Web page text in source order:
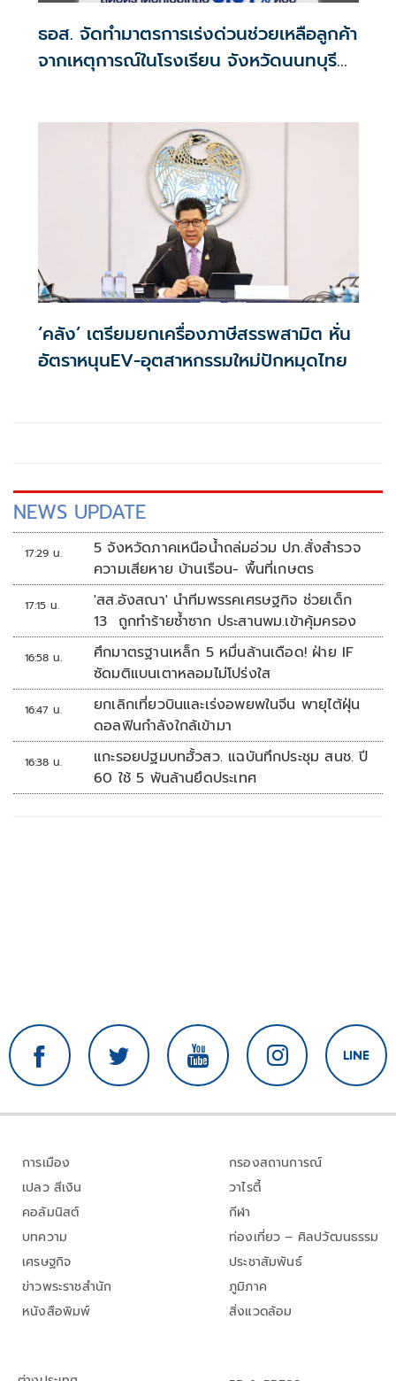
ธอส. จัดทำมาตรการเร่งด่วนช่วยเหลือลูกค้า
จากเหตุการณ์ในโรงเรียน จังหวัดนนทบุรี
‘คลัง’ เตรียมยกเครื่องภาษีสรรพสามิต หั่น
อัตราหนุนEV-อุตสาหกรรมใหม่ปักหมุดไทย
NEWS UPDATE
17:29 น.
5 จังหวัดภาคเหนือน้ำถล่มอ่วม ปภ.สั่งสำรวจ
ความเสียหาย บ้านเรือน- พื้นที่เกษตร
17:15 น.
'สส.อังสณา' นำทีมพรรคเศรษฐกิจ ช่วยเด็ก
13 ถูกทำร้ายซ้ำซาก ประสานพม.เข้าคุ้มครอง
16:58 น.
ศึกมาตรฐานเหล็ก 5 หมื่นล้านเดือด! ฝ่าย IF
ซัดมติแบนเตาหลอมไม่โปร่งใส
16:47 น.
ยกเลิกเที่ยวบินและเร่งอพยพในจีน พายุไต้ฝุ่น
ดอลฟินกำลังใกล้เข้ามา
16:38 น.
แกะรอยปฐมบทฮั้วสว. แฉบันทึกประชุม สนช. ปี
60 ใช้ 5 พันล้านยึดประเทศ
การเมือง
เปลว สีเงิน
คอลัมนิสต์
บทความ
เศรษฐกิจ
ข่าวพระราชสำนัก
หนังสือพิมพ์
กรองสถานการณ์
วาไรตี้
กีฬา
ท่องเที่ยว – ศิลปวัฒนธรรม
ประชาสัมพันธ์
ภูมิภาค
สิ่งแวดล้อม